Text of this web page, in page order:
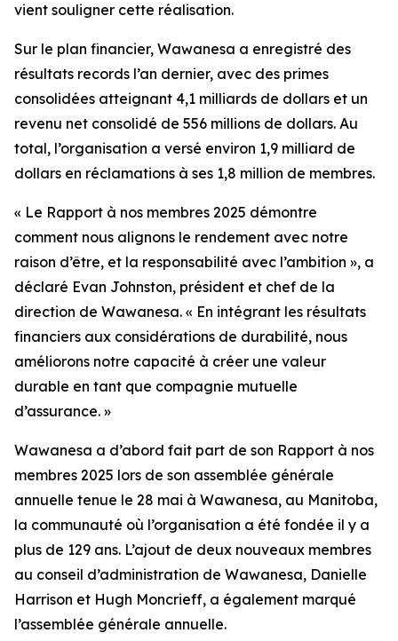
vient souligner cette réalisation.
Sur le plan financier, Wawanesa a enregistré des
résultats records l’an dernier, avec des primes
consolidées atteignant 4,1 milliards de dollars et un
revenu net consolidé de 556 millions de dollars. Au
total, l’organisation a versé environ 1,9 milliard de
dollars en réclamations à ses 1,8 million de membres.
« Le Rapport à nos membres 2025 démontre
comment nous alignons le rendement avec notre
raison d’être, et la responsabilité avec l’ambition », a
déclaré Evan Johnston, président et chef de la
direction de Wawanesa. « En intégrant les résultats
financiers aux considérations de durabilité, nous
améliorons notre capacité à créer une valeur
durable en tant que compagnie mutuelle
d’assurance. »
Wawanesa a d’abord fait part de son Rapport à nos
membres 2025 lors de son assemblée générale
annuelle tenue le 28 mai à Wawanesa, au Manitoba,
la communauté où l’organisation a été fondée il y a
plus de 129 ans. L’ajout de deux nouveaux membres
au conseil d’administration de Wawanesa, Danielle
Harrison et Hugh Moncrieff, a également marqué
l’assemblée générale annuelle.